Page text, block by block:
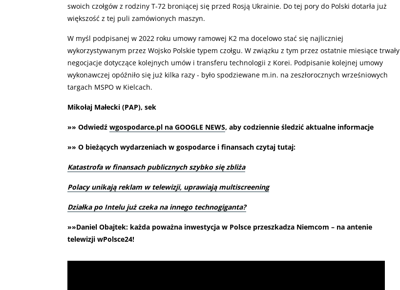
swoich czołgów z rodziny T-72 broniącej się przed Rosją Ukrainie. Do tej pory do Polski dotarła już
większość z tej puli zamówionych maszyn.
W myśl podpisanej w 2022 roku umowy ramowej K2 ma docelowo stać się najliczniej
wykorzystywanym przez Wojsko Polskie typem czołgu. W związku z tym przez ostatnie miesiące trwały
negocjacje dotyczące kolejnych umów i transferu technologii z Korei. Podpisanie kolejnej umowy
wykonawczej opóźniło się już kilka razy - było spodziewane m.in. na zeszłorocznych wrześniowych
targach MSPO w Kielcach.
Mikołaj Małecki (PAP), sek
»» Odwiedź wgospodarce.pl na GOOGLE NEWS, aby codziennie śledzić aktualne informacje
»» O bieżących wydarzeniach w gospodarce i finansach czytaj tutaj:
Katastrofa w finansach publicznych szybko się zbliża
Polacy unikają reklam w telewizji, uprawiają multiscreening
Działka po Intelu już czeka na innego technogiganta?
»»Daniel Obajtek: każda poważna inwestycja w Polsce przeszkadza Niemcom – na antenie
telewizji wPolsce24!